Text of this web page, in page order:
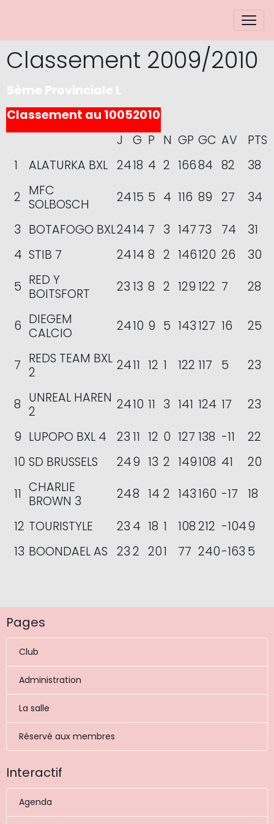
Classement 2009/2010
5ème Provinciale L
Classement au 10052010
J
G P N GP GC AV
PTS
1
ALATURKA BXL 2418 4 2 16684 82
38
2 MFC
SOLBOSCH
2415 5 4 116 89 27
34
3 BOTAFOGO BXL2414 7 3 14773 74
31
4 STIB 7 2414 8 2 146120 26
30
5 RED Y
BOITSFORT
2313 8 2 129122 7 28
6 DIEGEM
CALCIO
2410 9 5 143127 16 25
7 REDS TEAM BXL
2
2411 12 1 122 117 5 23
8 UNREAL HAREN
2
2410 11 3 141 124 17
23
9 LUPOPO BXL 4 2311 12 0 127 138 -11
22
10 SD BRUSSELS 249 13 2 149108 41
20
11 CHARLIE
BROWN 3
248 14 2 143160 -17
18
12 TOURISTYLE 23 4 18 1 108212 -1049
13 BOONDAEL AS 232 201 77 240-163 5
Pages
Club
Administration
La salle
Réservé aux membres
Interactif
Agenda